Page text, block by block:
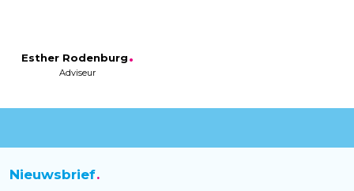
Esther Rodenburg
Adviseur
Nieuwsbrief